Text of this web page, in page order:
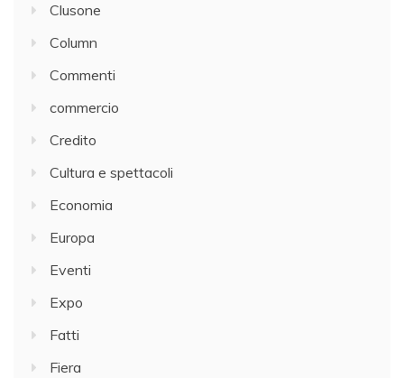
Clusone
Column
Commenti
commercio
Credito
Cultura e spettacoli
Economia
Europa
Eventi
Expo
Fatti
Fiera